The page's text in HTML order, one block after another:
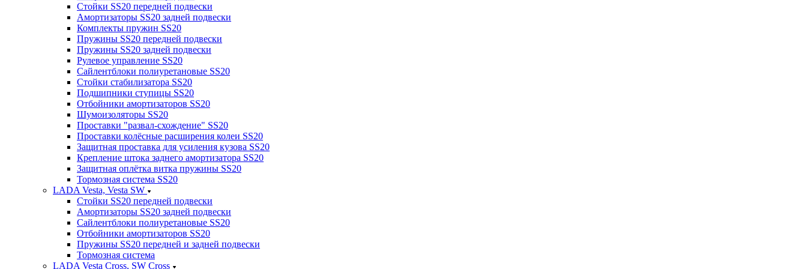
Стойки SS20 передней подвески
Амортизаторы SS20 задней подвески
Комплекты пружин SS20
Пружины SS20 передней подвески
Пружины SS20 задней подвески
Рулевое управление SS20
Сайлентблоки полиуретановые SS20
Стойки стабилизатора SS20
Подшипники ступицы SS20
Отбойники амортизаторов SS20
Шумоизоляторы SS20
Проставки "развал-схождение" SS20
Проставки колёсные расширения колеи SS20
Защитная проставка для усиления кузова SS20
Крепление штока заднего амортизатора SS20
Защитная оплётка витка пружины SS20
Тормозная система SS20
LADA Vesta, Vesta SW
Стойки SS20 передней подвески
Амортизаторы SS20 задней подвески
Сайлентблоки полиуретановые SS20
Отбойники амортизаторов SS20
Пружины SS20 передней и задней подвески
Тормозная система
LADA Vesta Cross, SW Cross